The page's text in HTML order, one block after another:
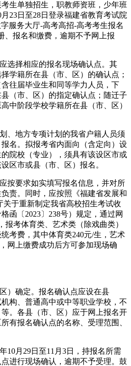
生单独招生，职教师资班，少年班
23日至28日登录福建省教育考试院
字服务大厅-高考高招-高考考生报名
、报名和缴费，逾期不予网上报
选择相应的报名现场确认点。其
学籍所在县（市、区）的确认点；
往届毕业生和同等学力人员，下
（市、区）的指定确认点；随迁子
中阶段学校学籍所在县（市、区）
、地方专项计划的我省户籍人员须
名。拟报考省内面向（含定向）设
院校（专业），须具有该设区市或
区市或县（市、区）报名。
按要求如实填写报名信息，并对所
责。同时，应按照《福建省发展和
于重新制定我省高校招生考试收
函〔2023〕238号）规定，通过网
报考体育类、艺术类（除戏曲类）
考费，其中体育类240元/生，艺术
网上缴费成功后方可参加现场确
）确定。报名确认点应设在县
机构、普通高中或中等职业学校，不
。各县（市、区）应于网上报名开
有报名确认点的名称、受理范围、
10月29日至11月3日，持报名所需
进行现场确认，逾期不予受理。鼓